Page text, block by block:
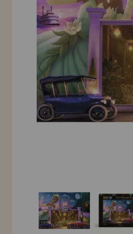
INFORMACIÓN
955 333 133
info@casadelpuzzle.com